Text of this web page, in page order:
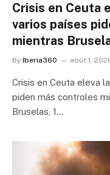
Crisis en Ceuta
varios países
mientras
By Iberia360 août 1,
Crisis en Ceuta eleva
piden más controles
Bruselas, 1…